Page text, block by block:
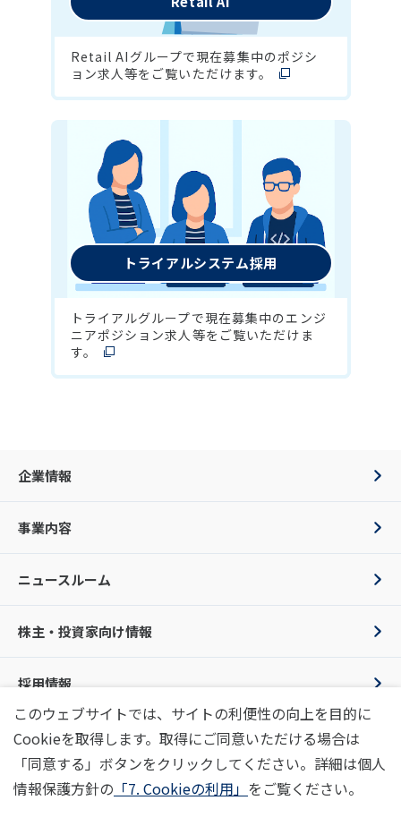
Retail AIグループで現在募集中のポジシ
ョン求人等をご覧いただけます。
トライアルシステム採用
トライアルグループで現在募集中のエンジ
ニアポジション求人等をご覧いただけま
す。
企業情報
事業内容
ニュースルーム
株主・投資家向け情報
採用情報
情報セキュリティポリシー行動規範画像規約サイトマップ
このウェブサイトでは、サイトの利便性の向上を目的に
Cookieを取得します。取得にご同意いただける場合は
「同意する」ボタンをクリックしてください。詳細は個人
情報保護方針の 「7. Cookieの利用」 をご覧ください。